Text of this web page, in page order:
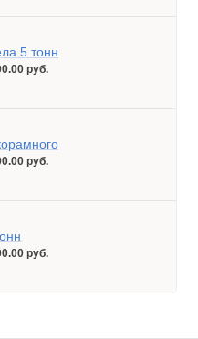
5 тонн
руб.
руб.
руб.